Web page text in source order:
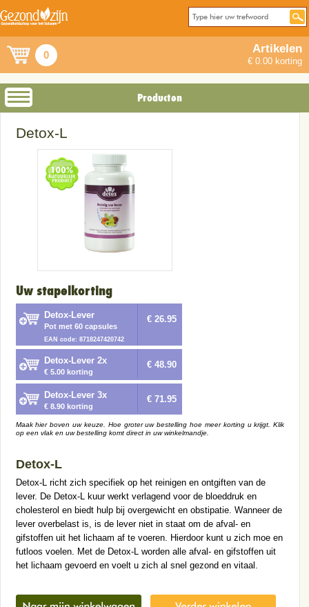
0 Artikelen
€ 0.00 korting
Producten
Detox-L
Uw stapelkorting
Detox-Lever
Pot met 60 capsules
EAN code: 8718247420742
€ 26.95
Detox-Lever 2x
€ 5.00 korting
€ 48.90
Detox-Lever 3x
€ 8.90 korting
€ 71.95
Maak hier boven uw keuze. Hoe groter uw bestelling hoe meer korting u krijgt. Klik
op een vlak en uw bestelling komt direct in uw winkelmandje.
Detox-L
Detox-L richt zich specifiek op het reinigen en ontgiften van de
lever. De Detox-L kuur werkt verlagend voor de bloeddruk en
cholesterol en biedt hulp bij overgewicht en obstipatie. Wanneer de
lever overbelast is, is de lever niet in staat om de afval- en
gifstoffen uit het lichaam af te voeren. Hierdoor kunt u zich moe en
futloos voelen. Met de Detox-L worden alle afval- en gifstoffen uit
het lichaam gevoerd en voelt u zich al snel gezond en vitaal.